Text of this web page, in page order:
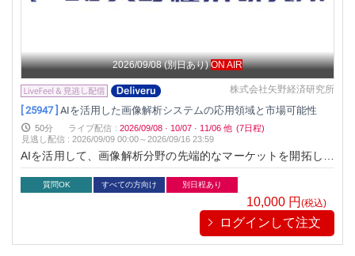
2026/09/08 (別日あり) ON AIR
株式会社矢野経済研究所
[ 25947 ] AIを活用した画像解析システムの応用領域と市場可能性
50分 ライブ配信 : 2026/09/08 · 10/07 · 11/06 他 (7日程)
見逃し配信 :2026/09/09 00:00～2026/09/16 23:59
AIを活用して、画像解析分野の先端的なマーケットを開拓しつ
つあるスタートアップの事業戦略を通じてマーケティング領域
における当該分野の将来性と課題を展望するものです。
質問OK すべての方向け 別日程あり
10,000 円(税込)
ログインして注文